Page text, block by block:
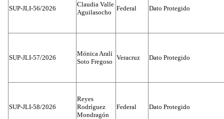
SUP-JLI-56/2026
Claudia Valle
Aguilasocho
Federal Dato Protegido
SUP-JLI-57/2026
Mónica Aralí
Soto Fregoso
Veracruz Dato Protegido
SUP-JLI-58/2026
Reyes
Rodríguez
Mondragón
Federal Dato Protegido